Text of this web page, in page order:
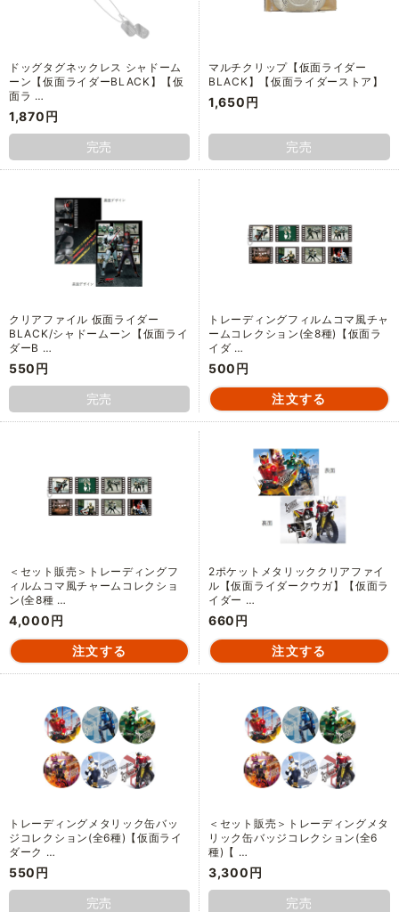
ドッグタグネックレス シャドーム
ーン【仮面ライダーBLACK】【仮
面ラ …
1,870円
完売
マルチクリップ【仮面ライダー
BLACK】【仮面ライダーストア】
1,650円
完売
クリアファイル 仮面ライダー
BLACK/シャドームーン【仮面ライ
ダーB …
550円
完売
トレーディングフィルムコマ風チャ
ームコレクション(全8種)【仮面ラ
イダ …
500円
＜セット販売＞トレーディングフ
ィルムコマ風チャームコレクショ
ン(全8種 …
4,000円
2ポケットメタリッククリアファイ
ル【仮面ライダークウガ】【仮面ラ
イダー …
660円
トレーディングメタリック缶バッ
ジコレクション(全6種)【仮面ライ
ダーク …
550円
完売
＜セット販売＞トレーディングメタ
リック缶バッジコレクション(全6
種)【 …
3,300円
完売